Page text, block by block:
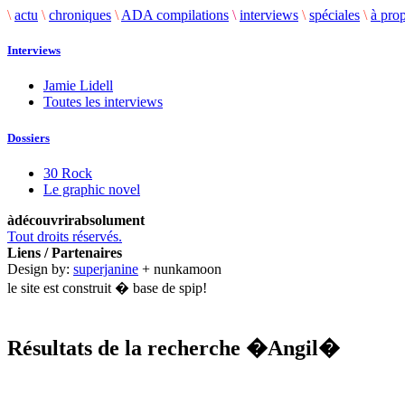
\ actu \ chroniques \ ADA compilations \ interviews \ spéciales \ à
Interviews
Jamie Lidell
Toutes les interviews
Dossiers
30 Rock
Le graphic novel
àdécouvrirabsolument
Tout droits réservés.
Liens / Partenaires
Design by: superjanine + nunkamoon
le site est construit � base de spip!
Résultats de la recherche �Angil�